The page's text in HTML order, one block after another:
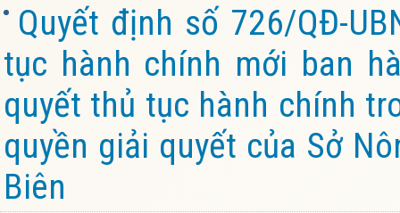
Quyết định số 726/QĐ-
tục hành chính mới ban
quyết thủ tục hành chính
quyền giải quyết của Sở
Biên